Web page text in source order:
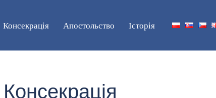
Консекрація Апостольство Історія
Консекрація